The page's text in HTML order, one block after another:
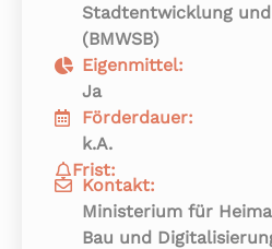
Stadtentwicklung und
(BMWSB)
Eigenmittel:
Ja
Förderdauer:
k.A.
Frist:
Kontakt:
Ministerium für
Bau und